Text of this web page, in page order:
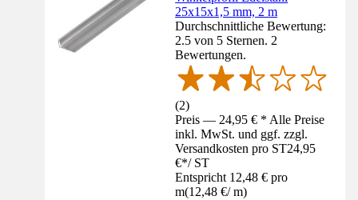
25x15x1,5 mm, 2 m
Durchschnittliche Bewertung:
2.5 von 5 Sternen. 2
Bewertungen.
(2)
Preis — 24,95 € * Alle Preise
inkl. MwSt. und ggf. zzgl.
Versandkosten pro ST24,95
€*/ ST
Entspricht 12,48 € pro
m(12,48 €/ m)